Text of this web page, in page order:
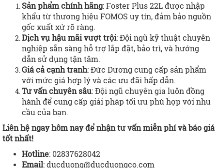
Sản phẩm chính hãng: Foster Plus 22L được nhập
khẩu từ thương hiệu FOMOS uy tín, đảm bảo nguồn
gốc xuất xứ rõ ràng.
Dịch vụ hậu mãi vượt trội: Đội ngũ kỹ thuật chuyên
nghiệp sẵn sàng hỗ trợ lắp đặt, bảo trì, và hướng
dẫn sử dụng tận tâm.
Giá cả cạnh tranh: Đức Dương cung cấp sản phẩm
với mức giá hợp lý và các ưu đãi hấp dẫn.
Tư vấn chuyên sâu: Đội ngũ chuyên gia luôn đồng
hành để cung cấp giải pháp tối ưu phù hợp với nhu
cầu của bạn.
Liên hệ ngay hôm nay để nhận tư vấn miễn phí và báo giá
tốt nhất!
Hotline: 02837628042
Email: ducduong@ducduongco.com